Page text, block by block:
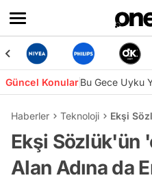
Güncel KonularBu Gece Uyku
Haberler Teknoloji Ekşi
Ekşi Sözlük'ün
Alan Adına da